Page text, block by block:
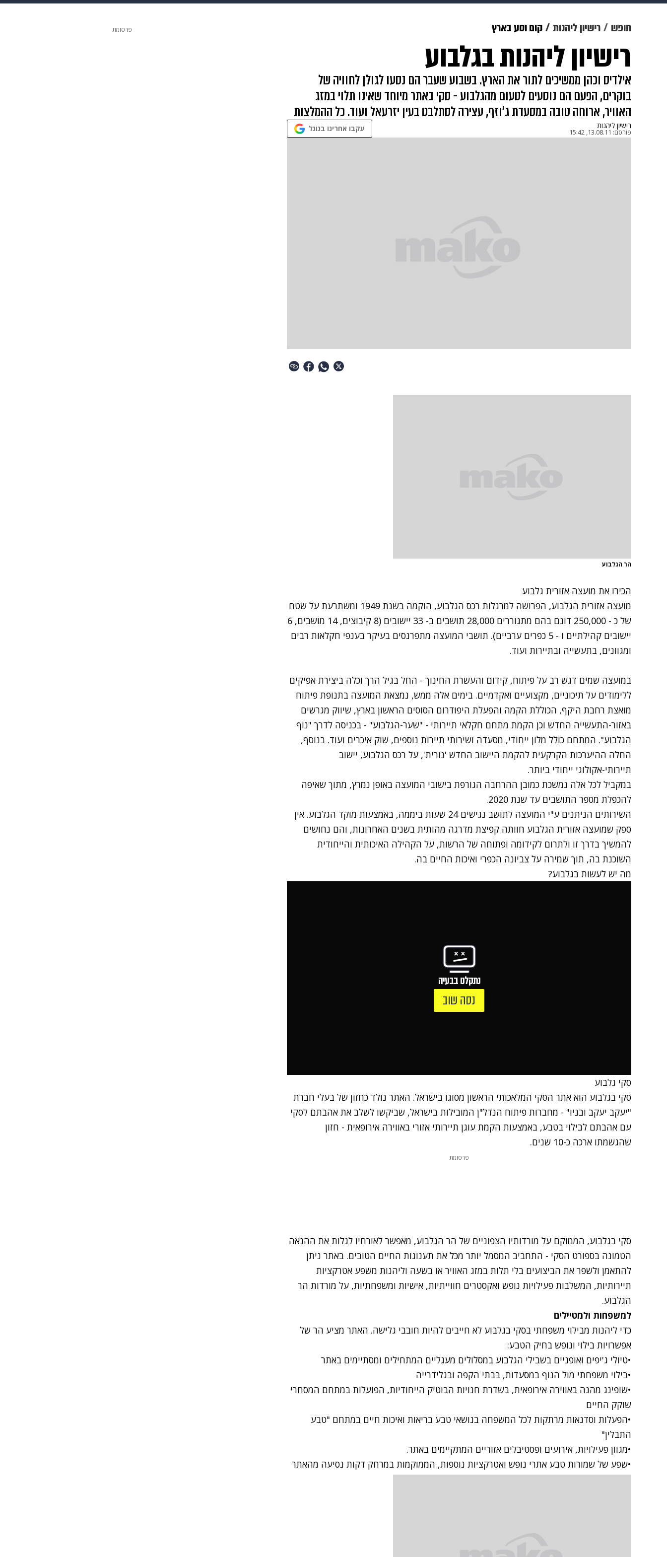
מוזיקה תרבות צבא וביטחון
דיגיטל גאווה ויוה משפט תשעה חודשים
חופש רישיון ליהנות קום וסע בארץ
רישיון ליהנות בגלבוע
אילדיס וכהן ממשיכים לתור את הארץ. בשבוע שעבר הם נסעו לגולן לחוויה של
בוקרים, הפעם הם נוסעים לטעום מהגלבוע - סקי באתר מיוחד שאינו תלוי במזג
האוויר, ארוחה טובה במסעדת ג'וזף, עצירה לסתלבט בעין יזרעאל ועוד. כל ההמלצות
רישיון ליהנות
פורסם: 13.08.11, 15:42 עקבו אחרינו בגוגל
הר הגלבוע
הכירו את מועצה אזורית גלבוע
מועצה אזורית הגלבוע
, הפרושה למרגלות רכס הגלבוע, הוקמה בשנת 1949 ומשתרעת על שטח
של כ - 250,000 דונם בהם מתגוררים 28,000 תושבים ב- 33 יישובים (8 קיבוצים, 14 מושבים, 6
יישובים קהילתיים ו - 5 כפרים ערביים). תושבי המועצה מתפרנסים בעיקר בענפי חקלאות רבים
ומגוונים, בתעשייה ובתיירות ועוד.
במועצה שמים דגש רב על פיתוח, קידום והעשרת החינוך - החל בגיל הרך וכלה ביצירת אפיקים
ללימודים על תיכוניים, מקצועיים ואקדמיים. בימים אלה ממש, נמצאת המועצה בתנופת פיתוח
מואצת רחבת היקף, הכוללת הקמה והפעלת היפודרום הסוסים הראשון בארץ, שיווק מגרשים
באזור-התעשייה החדש וכן הקמת מתחם חקלאי תיירותי - "שער-הגלבוע" - בכניסה לדרך "נוף
הגלבוע". המתחם כולל מלון ייחודי, מסעדה ושירותי תיירות נוספים, שוק איכרים ועוד. בנוסף,
החלה ההיערכות הקרקעית להקמת היישוב החדש 'נורית', על רכס הגלבוע, יישוב
תיירותי-אקולוגי ייחודי ביותר.
במקביל לכל אלה נמשכת כמובן ההרחבה הגורפת בישובי המועצה באופן נמרץ, מתוך שאיפה
להכפלת מספר התושבים עד שנת 2020.
השירותים הניתנים ע"י המועצה לתושב נגישים 24 שעות ביממה, באמצעות מוקד הגלבוע. אין
ספק שמועצה אזורית הגלבוע חוותה קפיצת מדרגה מהותית בשנים האחרונות, והם נחושים
להמשיך בדרך זו ולתרום לקידומה ופתוחה של הרשות, על הקהילה האיכותית והייחודית
השוכנת בה, תוך שמירה על צביונה הכפרי ואיכות החיים בה.
מה יש לעשות בגלבוע?
נתקלנו בבעיה
נסה שוב
סקי גלבוע
סקי בגלבוע הוא אתר הסקי המלאכותי הראשון מסוגו בישראל. האתר נולד כחזון של בעלי חברת
"יעקב יעקב ובניו" - מחברות פיתוח הנדל"ן המובילות בישראל, שביקשו לשלב את אהבתם לסקי
עם אהבתם לבילוי בטבע, באמצעות הקמת עוגן תיירותי אזורי באווירה אירופאית - חזון
שהגשמתו ארכה כ-10 שנים.
פרסומת
סקי בגלבוע, הממוקם על מורדותיו הצפוניים של הר הגלבוע, מאפשר לאורחיו לגלות את ההנאה
הטמונה בספורט הסקי - התחביב המסמל יותר מכל את תענוגות החיים הטובים. באתר ניתן
להתאמן ולשפר את הביצועים בלי תלות במזג האוויר או בשעה וליהנות משפע אטרקציות
תיירותיות, המשלבות פעילויות נופש ואקסטרים חווייתיות, אישיות ומשפחתיות, על מורדות הר
הגלבוע.
למשפחות ולמטיילים
כדי ליהנות מבילוי משפחתי בסקי בגלבוע לא חייבים להיות חובבי גלישה. האתר מציע הר של
אפשרויות בילוי ונופש בחיק הטבע:
•טיולי ג'יפים ואופניים בשבילי הגלבוע במסלולים מעגליים המתחילים ומסתיימים באתר
•בילוי משפחתי מול הנוף במסעדות, בבתי הקפה ובגלידרייה
•שופינג מהנה באווירה אירופאית, בשדרת חנויות הבוטיק הייחודיות, הפועלות במתחם המסחרי
שוקק החיים
•הפעלות וסדנאות מרתקות לכל המשפחה בנושאי טבע בריאות ואיכות חיים במתחם "טבע
התבלין"
•מגוון פעילויות, אירועים ופסטיבלים אזוריים המתקיימים באתר.
•שפע של שמורות טבע אתרי נופש ואטרקציות נוספות, הממוקמות במרחק דקות נסיעה מהאתר
פרסומת